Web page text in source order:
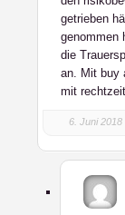
getrieben
genommen
die
an. Mit buy
mit
6. Juni 2018